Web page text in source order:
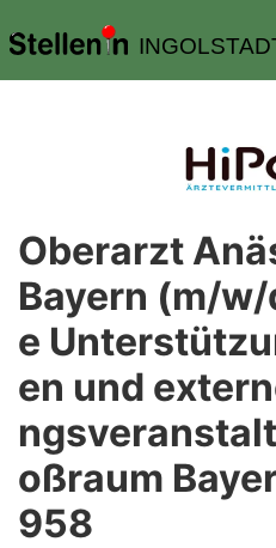
Oberarzt
Bayern (m/
e
en und
oßraum
958